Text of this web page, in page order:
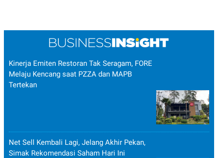
Kinerja Emiten Restoran Tak Seragam, FORE
Melaju Kencang saat PZZA dan MAPB
Tertekan
Net Sell Kembali Lagi, Jelang Akhir Pekan,
Simak Rekomendasi Saham Hari Ini